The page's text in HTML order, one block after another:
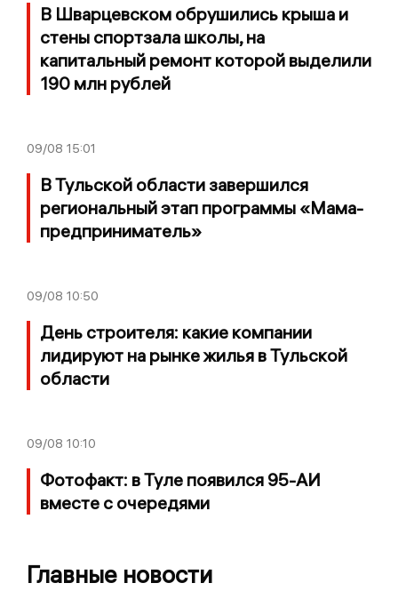
В Шварцевском обрушились крыша и
стены спортзала школы, на
капитальный ремонт которой выделили
190 млн рублей
09/08 15:01
В Тульской области завершился
региональный этап программы «Мама-
предприниматель»
09/08 10:50
День строителя: какие компании
лидируют на рынке жилья в Тульской
области
09/08 10:10
Фотофакт: в Туле появился 95-АИ
вместе с очередями
Главные новости